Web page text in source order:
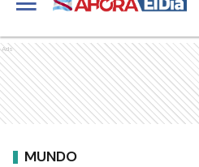
Ads
MUNDO